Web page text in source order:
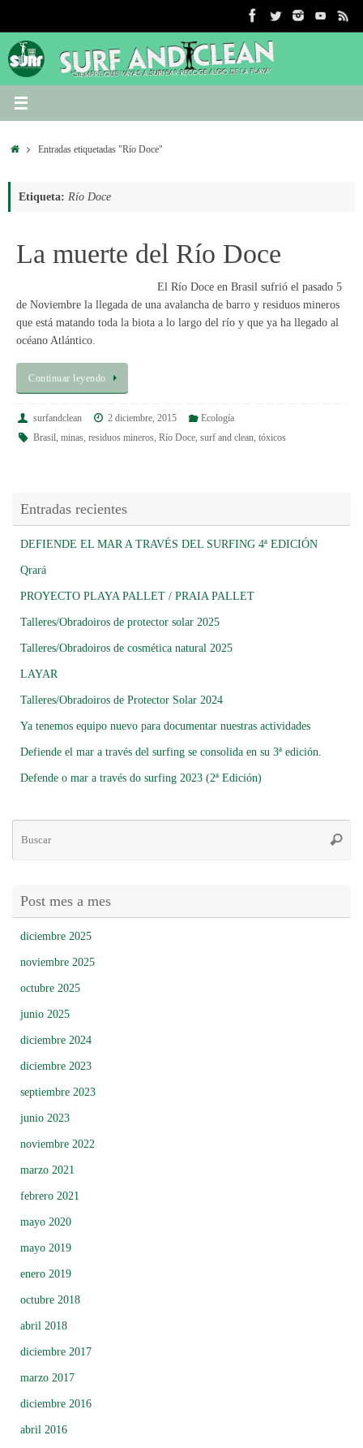
contenido
InicioEntradas etiquetadas "Río Doce"
Etiqueta: Río Doce
La muerte del Río Doce
El Río Doce en Brasil sufrió el pasado 5
de Noviembre la llegada de una avalancha de barro y residuos mineros
que está matando toda la biota a lo largo del río y que ya ha llegado al
océano Atlántico.
Continuar leyendo
surfandclean 2 diciembre, 2015
Ecología
Brasil, minas, residuos mineros, Río Doce, surf and clean, tóxicos
Entradas recientes
DEFIENDE EL MAR A TRAVÉS DEL SURFING 4ª EDICIÓN
Qrará
PROYECTO PLAYA PALLET / PRAIA PALLET
Talleres/Obradoiros de protector solar 2025
Talleres/Obradoiros de cosmética natural 2025
LAYAR
Talleres/Obradoiros de Protector Solar 2024
Ya tenemos equipo nuevo para documentar nuestras actividades
Defiende el mar a través del surfing se consolida en su 3ª edición.
Defende o mar a través do surfing 2023 (2ª Edición)
Post mes a mes
diciembre 2025
noviembre 2025
octubre 2025
junio 2025
diciembre 2024
diciembre 2023
septiembre 2023
junio 2023
noviembre 2022
marzo 2021
febrero 2021
mayo 2020
mayo 2019
enero 2019
octubre 2018
abril 2018
diciembre 2017
marzo 2017
diciembre 2016
abril 2016